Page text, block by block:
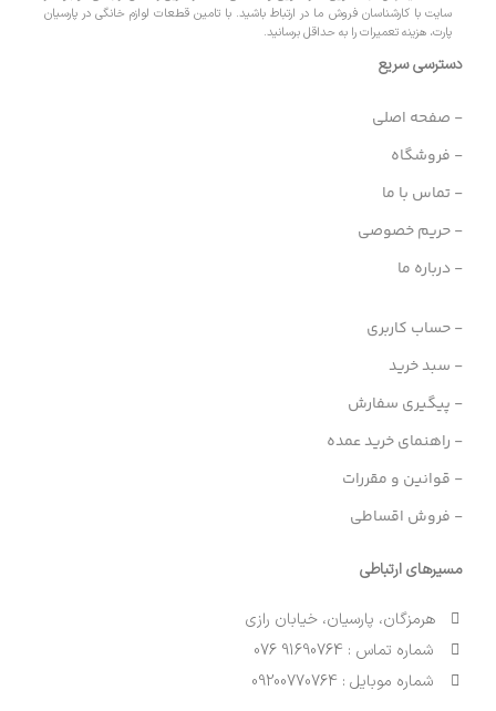
سایت با کارشناسان فروش ما در ارتباط باشید. با تامین قطعات لوازم خانگی در پارسیان
پارت، هزینه تعمیرات را به حداقل برسانید.
دسترسی سریع
- صفحه اصلی
- فروشگاه
- تماس با ما
- حریم خصوصی
- درباره ما
- حساب کاربری
- سبد خرید
- پیگیری سفارش
- راهنمای خرید عمده
- قوانین و مقررات
- فروش اقساطی
مسیرهای ارتباطی
هرمزگان، پارسیان، خیابان رازی
شماره تماس : 91690764 076
شماره موبایل : 09200770764